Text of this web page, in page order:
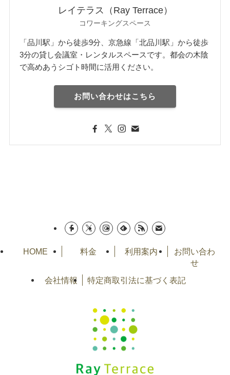
レイテラス（Ray Terrace）
コワーキングスペース
「品川駅」から徒歩9分、京急線「北品川駅」から徒歩
3分の貸し会議室・レンタルスペースです。都会の木陰
で高めあうシゴト時間に活用ください。
お問い合わせはこちら
HOME 料金 利用案内
お問い合わ
せ
会社情報
特定商取引法に基づく表記